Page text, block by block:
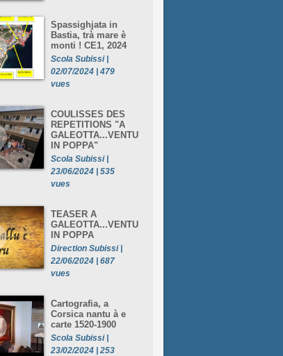
Spassighjata in
Bastia, trà mare è
monti ! CE1, 2024
Scola Subissi |
02/07/2024 | 479
vues
COULISSES DES
REPETITIONS "A
GALEOTTA...VENTU
IN POPPA"
Scola Subissi |
23/06/2024 | 535
vues
TEASER A
GALEOTTA...VENTU
IN POPPA
Direction Subissi |
22/06/2024 | 687
vues
Cartografia, a
Corsica nantu à e
carte 1520-1900
Scola Subissi |
23/02/2024 | 253